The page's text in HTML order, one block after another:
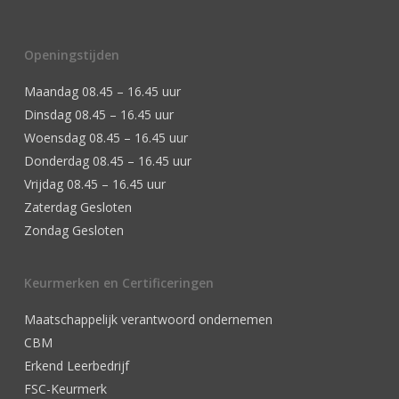
Openingstijden
Maandag 08.45 – 16.45 uur
Dinsdag 08.45 – 16.45 uur
Woensdag 08.45 – 16.45 uur
Donderdag 08.45 – 16.45 uur
Vrijdag 08.45 – 16.45 uur
Zaterdag Gesloten
Zondag Gesloten
Keurmerken en Certificeringen
Maatschappelijk verantwoord ondernemen
CBM
Erkend Leerbedrijf
FSC-Keurmerk